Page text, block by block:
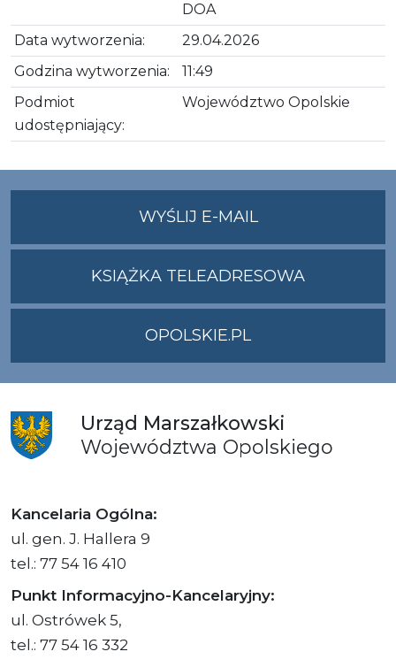
DOA
Data wytworzenia:
29.04.2026
Godzina wytworzenia:
11:49
Podmiot
udostępniający:
Województwo Opolskie
WYŚLIJ E-MAILNA
ADRES
KSIĄŻKA TELEADRESOWA
OPOLSKIE.PL
Urząd Marszałkowski
Województwa Opolskiego
Kancelaria Ogólna:
ul. gen. J. Hallera 9
tel.: 77 54 16 410
Punkt Informacyjno-Kancelaryjny:
ul. Ostrówek 5,
tel.: 77 54 16 332